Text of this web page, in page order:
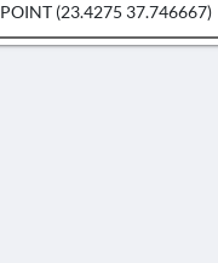
POINT (23.4275 37.746667)